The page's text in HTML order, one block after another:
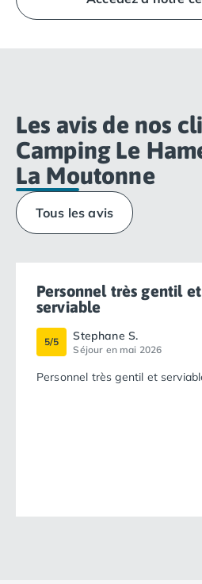
directement à la Réception
Eurocamp (marques de notre
Les avis de nos
Camping Le
La Moutonne
Tous les avis
Personnel très gentil et
serviable
5/5 Stephane S.
Séjour en mai 2026
Personnel très gentil et